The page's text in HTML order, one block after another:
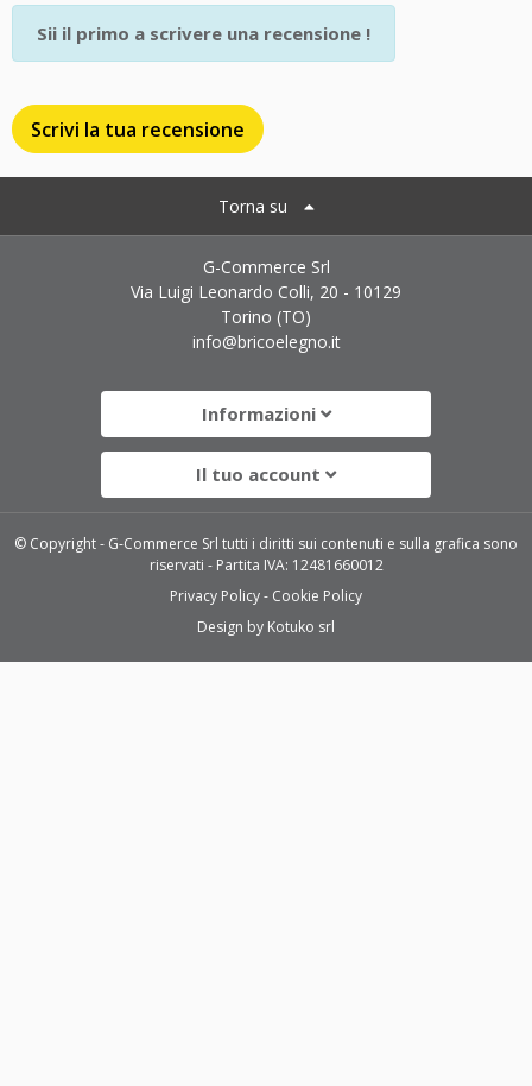
Scrivi la tua recensione
Sii il primo a scrivere una recensione !
Torna su
G-Commerce Srl
Via Luigi Leonardo Colli, 20 - 10129
Torino (TO)
info@bricoelegno.it
Informazioni
Il tuo account
© Copyright - G-Commerce Srl tutti i diritti sui contenuti e sulla grafica sono
riservati - Partita IVA: 12481660012
Privacy Policy
Cookie Policy
Design by Kotuko srl